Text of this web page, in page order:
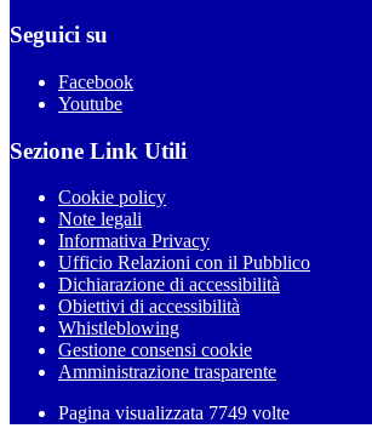
Seguici su
Facebook
Youtube
Sezione Link Utili
Cookie policy
Note legali
Informativa Privacy
Ufficio Relazioni con il Pubblico
Dichiarazione di accessibilità
Obiettivi di accessibilità
Whistleblowing
Gestione consensi cookie
Amministrazione trasparente
Pagina visualizzata 7749 volte